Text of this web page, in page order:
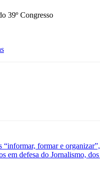
39º Congresso
“informar, formar e
em defesa do Jornalismo,